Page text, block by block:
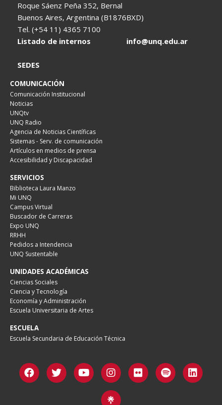
Roque Sáenz Peña 352, Bernal
Buenos Aires, Argentina (B1876BXD)
Tel. (+54 11) 4365 7100
Listado de internos
info@unq.edu.ar
SEDES
COMUNICACIÓN
Comunicación Institucional
Noticias
UNQtv
UNQ Radio
Agencia de Noticias Científicas
Sistemas - Serv. de comunicación
Artículos en medios de prensa
Accesibilidad y Discapacidad
SERVICIOS
Biblioteca Laura Manzo
Mi UNQ
Campus Virtual
Buscador de Carreras
Expo UNQ
RRHH
Pedidos a Intendencia
UNQ Sustentable
UNIDADES ACADÉMICAS
Ciencias Sociales
Ciencia y Tecnología
Economía y Administración
Escuela Universitaria de Artes
ESCUELA
Escuela Secundaria de Educación Técnica